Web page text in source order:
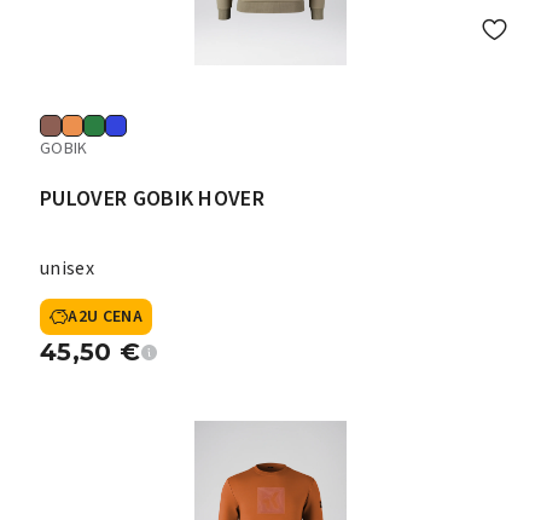
GOBIK
PULOVER GOBIK HOVER
unisex
A2U CENA
45,50 €